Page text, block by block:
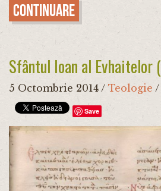
Continuare
Sfântul Ioan al Evhaitelor
5 Octombrie 2014 / Teologie /
Save